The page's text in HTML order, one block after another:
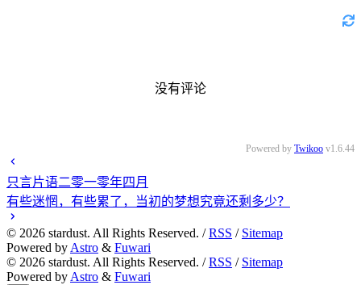
没有评论
Powered by Twikoo v1.6.44
只言片语二零一零年四月
有些迷惘，有些累了，当初的梦想究竟还剩多少？
© 2026 stardust. All Rights Reserved. /RSS / Sitemap
Powered by Astro & Fuwari
© 2026 stardust. All Rights Reserved. /RSS / Sitemap
Powered by Astro & Fuwari